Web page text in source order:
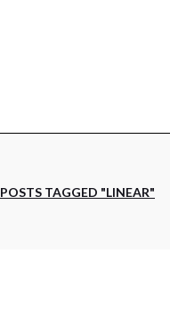
POSTS TAGGED "LINEAR"